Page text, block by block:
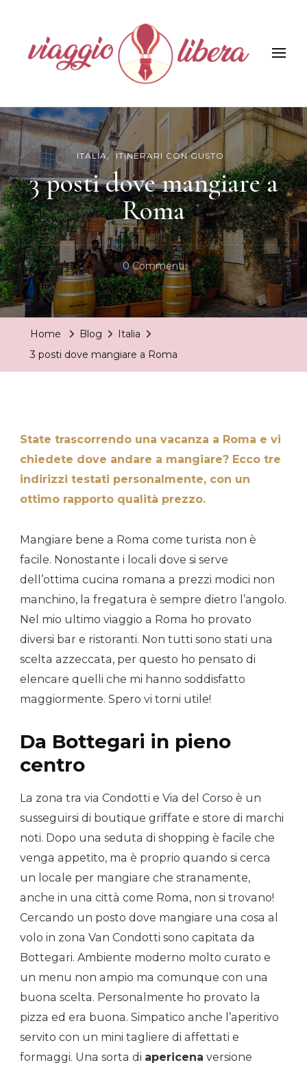
Viaggiolibera
ITALIA ITINERARI CON GUSTO
3 posti dove mangiare a
Roma
0 CommentiSu
3
Posti
Home Blog
Italia
3 posti dove mangiare a Roma
State trascorrendo una vacanza a Roma e vi
chiedete dove andare a mangiare? Ecco tre
indirizzi testati personalmente, con un
ottimo rapporto qualità prezzo.
Mangiare bene a Roma come turista non è
facile. Nonostante i locali dove si serve
dell’ottima cucina romana a prezzi modici non
manchino, la fregatura è sempre dietro l’angolo.
Nel mio ultimo viaggio a Roma ho provato
diversi bar e ristoranti. Non tutti sono stati una
scelta azzeccata, per questo ho pensato di
elencare quelli che mi hanno soddisfatto
maggiormente. Spero vi torni utile!
Da Bottegari in pieno
centro
La zona tra via Condotti e Via del Corso è un
susseguirsi di boutique griffate e store di marchi
noti. Dopo una seduta di shopping è facile che
venga appetito, ma è proprio quando si cerca
un locale per mangiare che stranamente,
anche in una città come Roma, non si trovano!
Cercando un posto dove mangiare una cosa al
volo in zona Van Condotti sono capitata da
Bottegari. Ambiente moderno molto curato e
un menu non ampio ma comunque con una
buona scelta. Personalmente ho provato la
pizza ed era buona. Simpatico anche l’aperitivo
servito con un mini tagliere di affettati e
formaggi. Una sorta di apericena versione